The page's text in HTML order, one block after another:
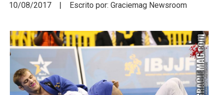
10/08/2017 | Escrito por: Graciemag Newsroom